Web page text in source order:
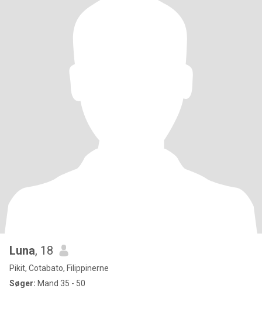
Luna, 18
Pikit, Cotabato, Filippinerne
Søger: Mand 35 - 50